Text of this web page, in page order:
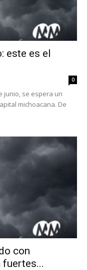
este es el
0
junio, se espera un
michoacana. De
con